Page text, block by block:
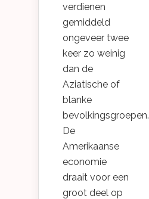
verdienen
gemiddeld
ongeveer twee
keer zo weinig
dan de
Aziatische of
blanke
bevolkingsgroepen.
De
Amerikaanse
economie
draait voor een
groot deel op